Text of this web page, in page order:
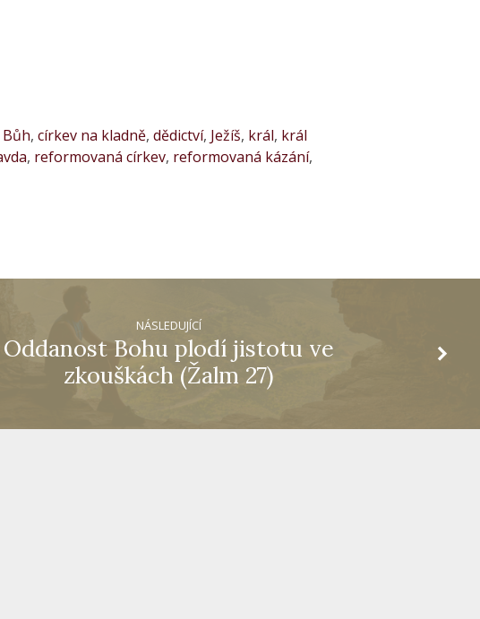
Bůh, církev na kladně, dědictví, Ježíš, král, král
, reformovaná církev, reformovaná kázání,
NÁSLEDUJÍCÍ
Oddanost Bohu plodí jistotu ve
zkouškách (Žalm 27)